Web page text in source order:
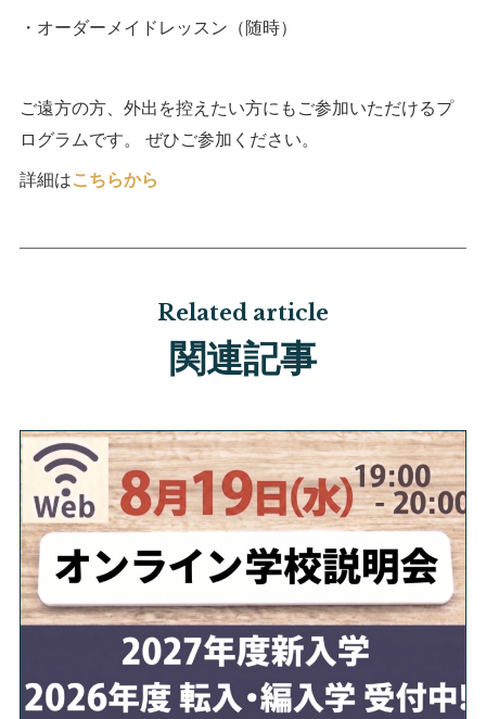
・オーダーメイドレッスン（随時）
ご遠方の方、外出を控えたい方にもご参加いただけるプ
ログラムです。 ぜひご参加ください。
詳細はこちらから
Related article
関連記事